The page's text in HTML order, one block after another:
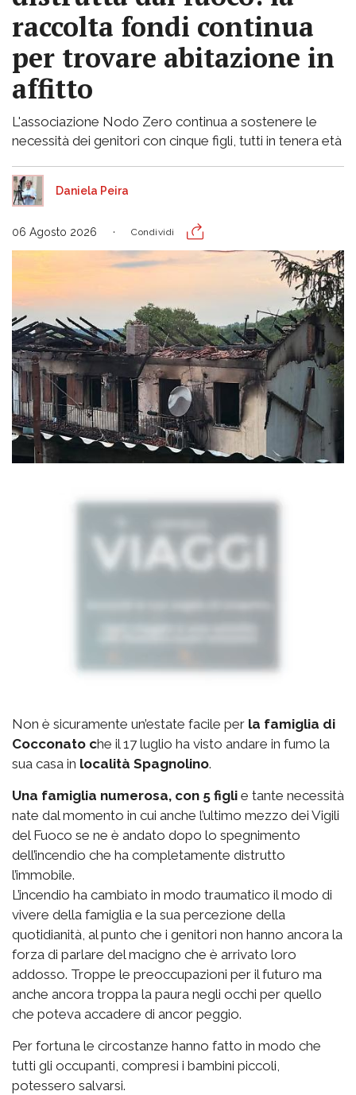
raccolta fondi continua
per trovare abitazione in
affitto
L'associazione Nodo Zero continua a sostenere le
necessità dei genitori con cinque figli, tutti in tenera età
Daniela Peira
06 Agosto 2026 Condividi
Non è sicuramente un’estate facile per la famiglia di
Cocconato che il 17 luglio ha visto andare in fumo la
sua casa in località Spagnolino.
Una famiglia numerosa, con 5 figli e tante necessità
nate dal momento in cui anche l’ultimo mezzo dei Vigili
del Fuoco se ne è andato dopo lo spegnimento
dell’incendio che ha completamente distrutto
l’immobile.
L’incendio ha cambiato in modo traumatico il modo di
vivere della famiglia e la sua percezione della
quotidianità, al punto che i genitori non hanno ancora la
forza di parlare del macigno che è arrivato loro
addosso. Troppe le preoccupazioni per il futuro ma
anche ancora troppa la paura negli occhi per quello
che poteva accadere di ancor peggio.
Per fortuna le circostanze hanno fatto in modo che
tutti gli occupanti, compresi i bambini piccoli,
potessero salvarsi.